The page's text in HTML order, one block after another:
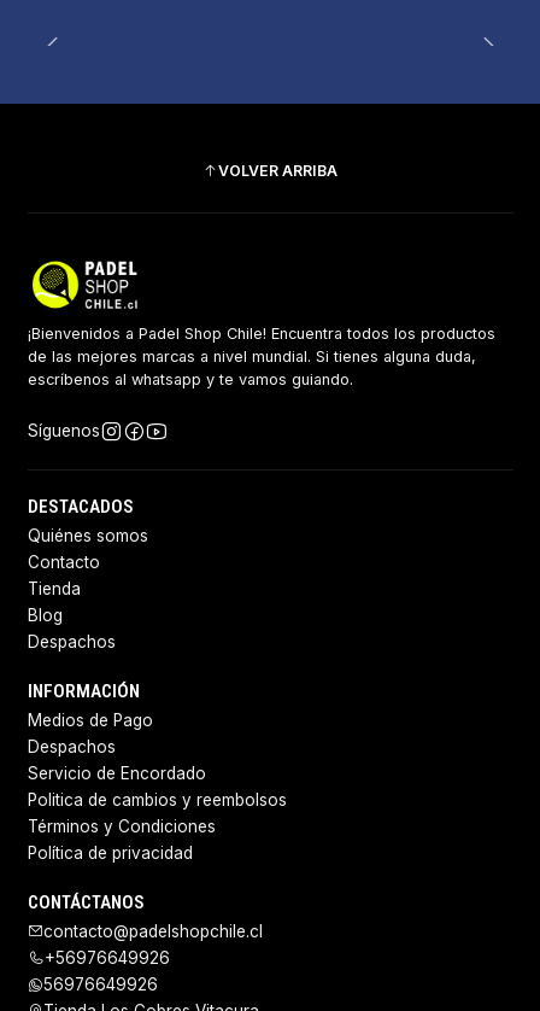
comprar.
VOLVER ARRIBA
¡Bienvenidos a Padel Shop Chile! Encuentra todos los productos
de las mejores marcas a nivel mundial. Si tienes alguna duda,
escríbenos al whatsapp y te vamos guiando.
Síguenos
DESTACADOS
Quiénes somos
Contacto
Tienda
Blog
Despachos
INFORMACIÓN
Medios de Pago
Despachos
Servicio de Encordado
Politica de cambios y reembolsos
Términos y Condiciones
Política de privacidad
CONTÁCTANOS
contacto@padelshopchile.cl
+56976649926
56976649926